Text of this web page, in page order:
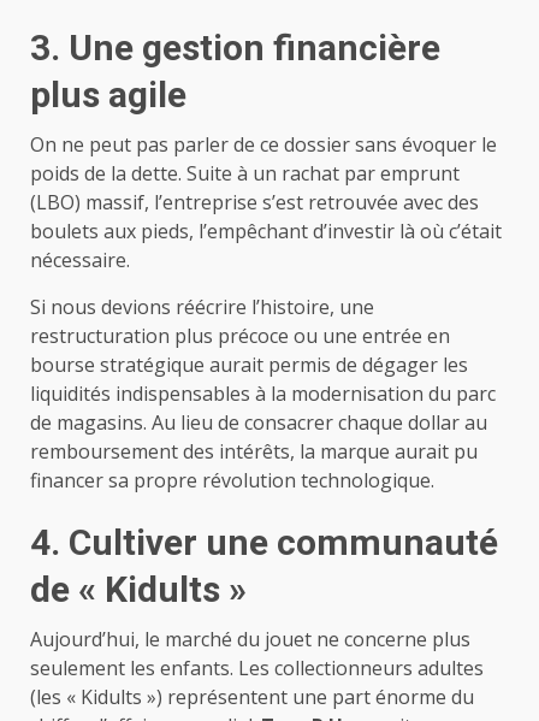
3. Une gestion financière
plus agile
On ne peut pas parler de ce dossier sans évoquer le
poids de la dette. Suite à un rachat par emprunt
(LBO) massif, l’entreprise s’est retrouvée avec des
boulets aux pieds, l’empêchant d’investir là où c’était
nécessaire.
Si nous devions réécrire l’histoire, une
restructuration plus précoce ou une entrée en
bourse stratégique aurait permis de dégager les
liquidités indispensables à la modernisation du parc
de magasins. Au lieu de consacrer chaque dollar au
remboursement des intérêts, la marque aurait pu
financer sa propre révolution technologique.
4. Cultiver une communauté
de « Kidults »
Aujourd’hui, le marché du jouet ne concerne plus
seulement les enfants. Les collectionneurs adultes
(les « Kidults ») représentent une part énorme du